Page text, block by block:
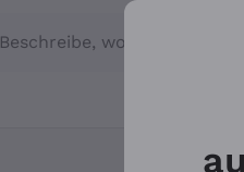
Beschreibe, wonach du